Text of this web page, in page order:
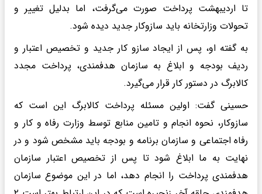
تا اردیبهشت پرداخت صورت می‌گرفت، اما بدلیل تغییر و
تحولات وزارتخانه باید سازوکار جدید دیده شود.
به گفته او، پس از ایجاد سازو کار جدید و تخصیص اعتبار و
ردیف بودجه و ابلاغ به سازمان هدفمندی، پرداخت مجدد
کالابرگ در دستور کار قرار می‌گیرد.
حسینی گفت: اولین مسئله پرداخت کالابرگ این است که
سازوکار، نحوه انجام و تامین منابع توسط وزارت رفاه و کار و
رفاه اجتماعی و سازمان برنامه و بودجه باید مشخص شود و در
نهایت به ما ابلاغ شود تا پس از تخصیص اعتبار سازمان
هدفمندی پرداخت را انجام دهد، اما در این موضوع سازمان